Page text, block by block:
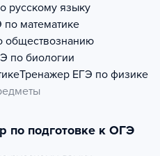
русскому языку
по математике
обществознанию
по биологии
Тренажер ЕГЭ по физике
по подготовке к ОГЭ